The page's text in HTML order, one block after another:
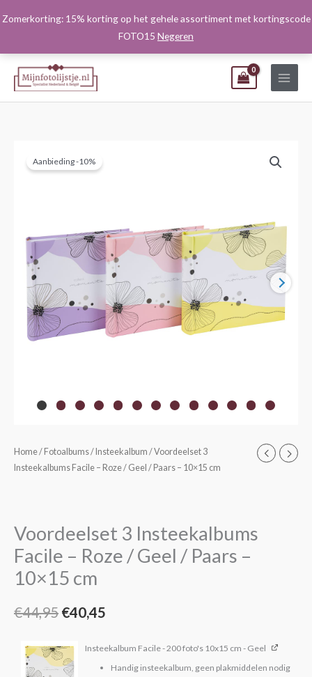
Zomerkorting: 15% korting op het gehele assortiment met kortingscode
FOTO15 Negeren
naar
Aanbieding -10%
Home/ Fotoalbums/ Insteekalbum / Voordeelset 3
Insteekalbums Facile – Roze / Geel / Paars – 10×15 cm
Voordeelset 3 Insteekalbums
Facile – Roze / Geel / Paars –
10×15 cm
€44,95
Oorspronkelijke
€44,95.
€40,45
Huidige
€40,45.
Insteekalbum Facile - 200 foto's 10x15 cm - Geel
Handig insteekalbum, geen plakmiddelen nodig